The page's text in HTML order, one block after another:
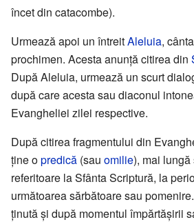
încet din catacombe).
Urmează apoi un întreitAleluia,
prochimen. Acesta anunță citirea din
După Aleluia, urmează un scurt
după care acesta sau diaconul
Evangheliei zilei respective.
După citirea fragmentului din
ține opredică (sau omilie), mai lungă
referitoare la Sfânta Scriptură, la
următoarea sărbătoare sau
ținută și după momentul împărtășirii